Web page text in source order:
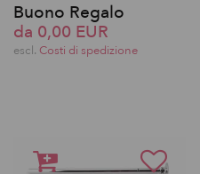
Buono Regalo
da 0,00 EUR
escl. Costi di spedizione